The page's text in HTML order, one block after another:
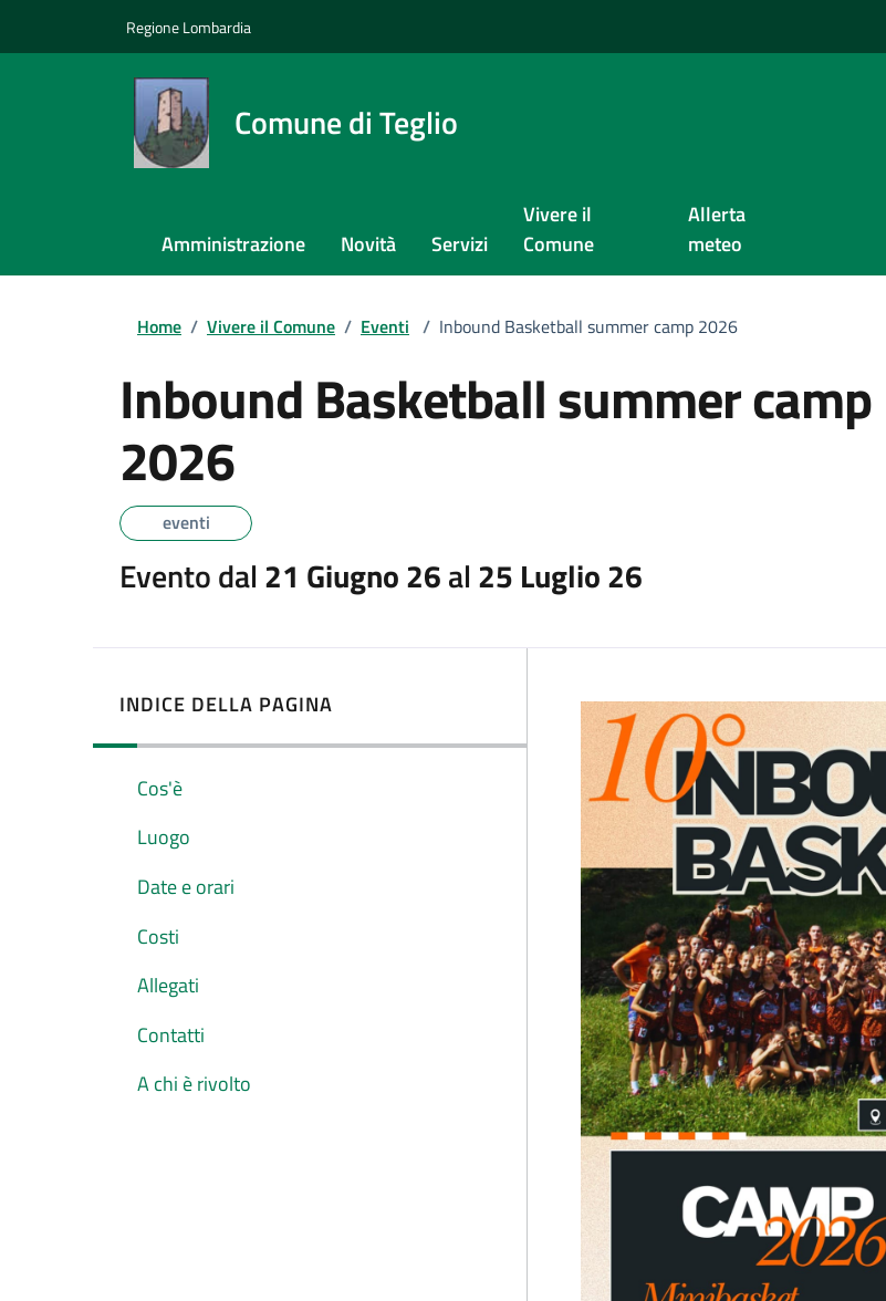
Regione Lombardia
Comune di Teglio
Amministrazione Novità Servizi
Vivere il
Comune
Allerta
meteo
Home / Vivere il Comune / Eventi / Inbound Basketball summer camp 2026
Inbound Basketball summer camp
2026
eventi
Evento dal 21 Giugno 26al 25 Luglio 26
INDICE DELLA PAGINA
Cos'è
Luogo
Date e orari
Costi
Allegati
Contatti
A chi è rivolto